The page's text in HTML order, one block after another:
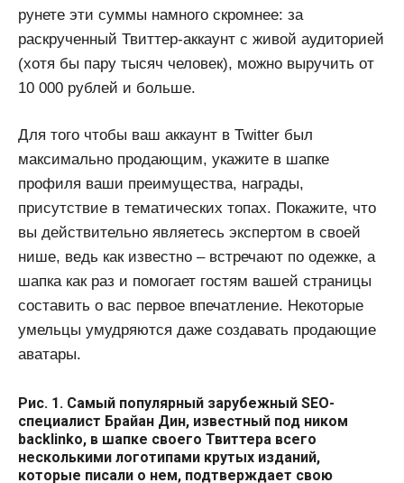
рунете эти суммы намного скромнее: за
раскрученный Твиттер-аккаунт с живой аудиторией
(хотя бы пару тысяч человек), можно выручить от
10 000 рублей и больше.
Для того чтобы ваш аккаунт в Twitter был
максимально продающим, укажите в шапке
профиля ваши преимущества, награды,
присутствие в тематических топах. Покажите, что
вы действительно являетесь экспертом в своей
нише, ведь как известно – встречают по одежке, а
шапка как раз и помогает гостям вашей страницы
составить о вас первое впечатление. Некоторые
умельцы умудряются даже создавать продающие
аватары.​
Рис. 1. Самый популярный зарубежный SEO-
специалист Брайан Дин, известный под ником
backlinko, в шапке своего Твиттера всего
несколькими логотипами крутых изданий,
которые писали о нем, подтверждает свою